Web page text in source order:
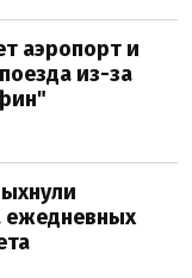
аэропорт и
из-за
ежедневных